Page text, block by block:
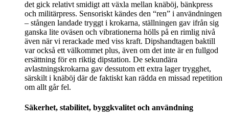
det gick relativt smidigt att växla mellan knäböj, bänkpress
och militärpress. Sensoriskt kändes den “ren” i användningen
– stången landade tryggt i krokarna, ställningen gav ifrån sig
ganska lite oväsen och vibrationerna hölls på en rimlig nivå
även när vi rerackade med viss kraft. Dipshandtagen baktill
var också ett välkommet plus, även om det inte är en fullgod
ersättning för en riktig dipstation. De sekundära
avlastningskrokarna gav dessutom ett extra lager trygghet,
särskilt i knäböj där de faktiskt kan rädda en missad repetition
om allt går fel.
Säkerhet, stabilitet, byggkvalitet och användning